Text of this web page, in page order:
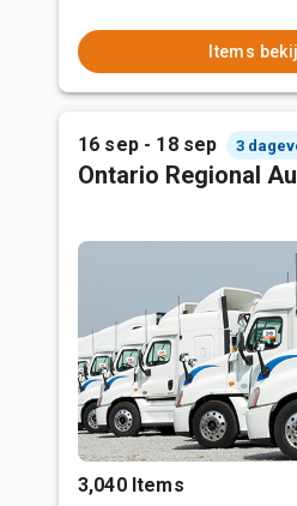
Items
16 sep - 18 sep 3
Ontario Regional
3,040 Items